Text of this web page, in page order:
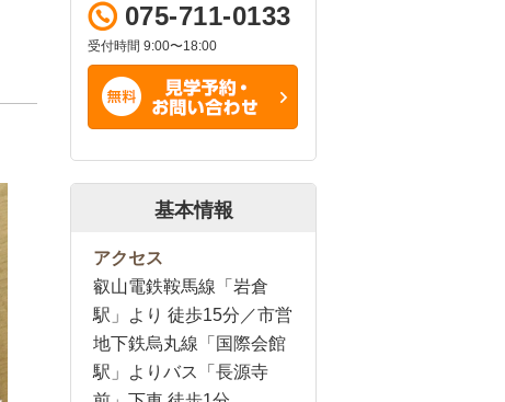
075-711-0133
受付時間 9:00〜18:00
基本情報
アクセス
叡山電鉄鞍馬線「岩倉
駅」より 徒歩15分／市営
地下鉄烏丸線「国際会館
駅」よりバス「長源寺